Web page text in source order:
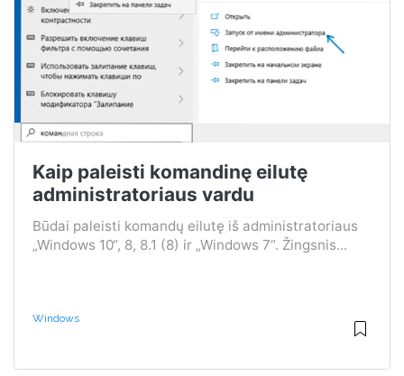
Kaip paleisti komandinę eilutę
administratoriaus vardu
Būdai paleisti komandų eilutę iš administratoriaus
„Windows 10“, 8, 8.1 (8) ir „Windows 7“. Žingsnis...
Windows